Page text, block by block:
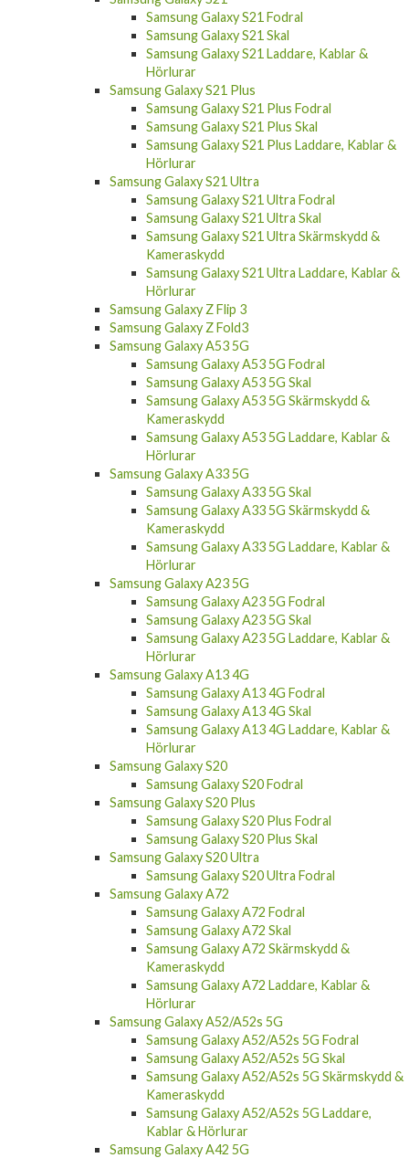
Samsung Galaxy S21 Fodral
Samsung Galaxy S21 Skal
Samsung Galaxy S21 Laddare, Kablar &
Hörlurar
Samsung Galaxy S21 Plus
Samsung Galaxy S21 Plus Fodral
Samsung Galaxy S21 Plus Skal
Samsung Galaxy S21 Plus Laddare, Kablar &
Hörlurar
Samsung Galaxy S21 Ultra
Samsung Galaxy S21 Ultra Fodral
Samsung Galaxy S21 Ultra Skal
Samsung Galaxy S21 Ultra Skärmskydd &
Kameraskydd
Samsung Galaxy S21 Ultra Laddare, Kablar &
Hörlurar
Samsung Galaxy Z Flip 3
Samsung Galaxy Z Fold3
Samsung Galaxy A53 5G
Samsung Galaxy A53 5G Fodral
Samsung Galaxy A53 5G Skal
Samsung Galaxy A53 5G Skärmskydd &
Kameraskydd
Samsung Galaxy A53 5G Laddare, Kablar &
Hörlurar
Samsung Galaxy A33 5G
Samsung Galaxy A33 5G Skal
Samsung Galaxy A33 5G Skärmskydd &
Kameraskydd
Samsung Galaxy A33 5G Laddare, Kablar &
Hörlurar
Samsung Galaxy A23 5G
Samsung Galaxy A23 5G Fodral
Samsung Galaxy A23 5G Skal
Samsung Galaxy A23 5G Laddare, Kablar &
Hörlurar
Samsung Galaxy A13 4G
Samsung Galaxy A13 4G Fodral
Samsung Galaxy A13 4G Skal
Samsung Galaxy A13 4G Laddare, Kablar &
Hörlurar
Samsung Galaxy S20
Samsung Galaxy S20 Fodral
Samsung Galaxy S20 Plus
Samsung Galaxy S20 Plus Fodral
Samsung Galaxy S20 Plus Skal
Samsung Galaxy S20 Ultra
Samsung Galaxy S20 Ultra Fodral
Samsung Galaxy A72
Samsung Galaxy A72 Fodral
Samsung Galaxy A72 Skal
Samsung Galaxy A72 Skärmskydd &
Kameraskydd
Samsung Galaxy A72 Laddare, Kablar &
Hörlurar
Samsung Galaxy A52/A52s 5G
Samsung Galaxy A52/A52s 5G Fodral
Samsung Galaxy A52/A52s 5G Skal
Samsung Galaxy A52/A52s 5G Skärmskydd &
Kameraskydd
Samsung Galaxy A52/A52s 5G Laddare,
Kablar & Hörlurar
Samsung Galaxy A42 5G